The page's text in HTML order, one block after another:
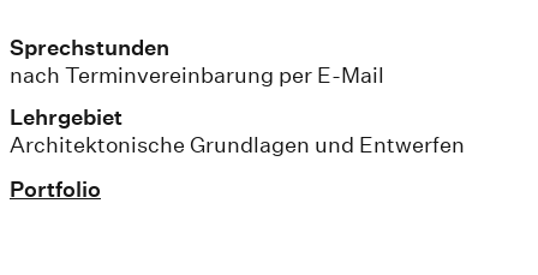
Sprechstunden
nach Terminvereinbarung per E-Mail
Lehrgebiet
Architektonische Grundlagen und Entwerfen
Portfolio